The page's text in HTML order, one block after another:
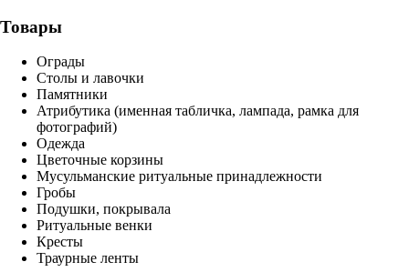
Товары
Ограды
Столы и лавочки
Памятники
Атрибутика (именная табличка, лампада, рамка для
фотографий)
Одежда
Цветочные корзины
Мусульманские ритуальные принадлежности
Гробы
Подушки, покрывала
Ритуальные венки
Кресты
Траурные ленты